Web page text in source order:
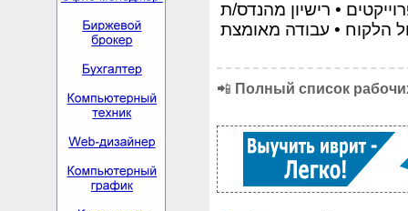
• רישיון מהנדס/ת
📲 Полный список